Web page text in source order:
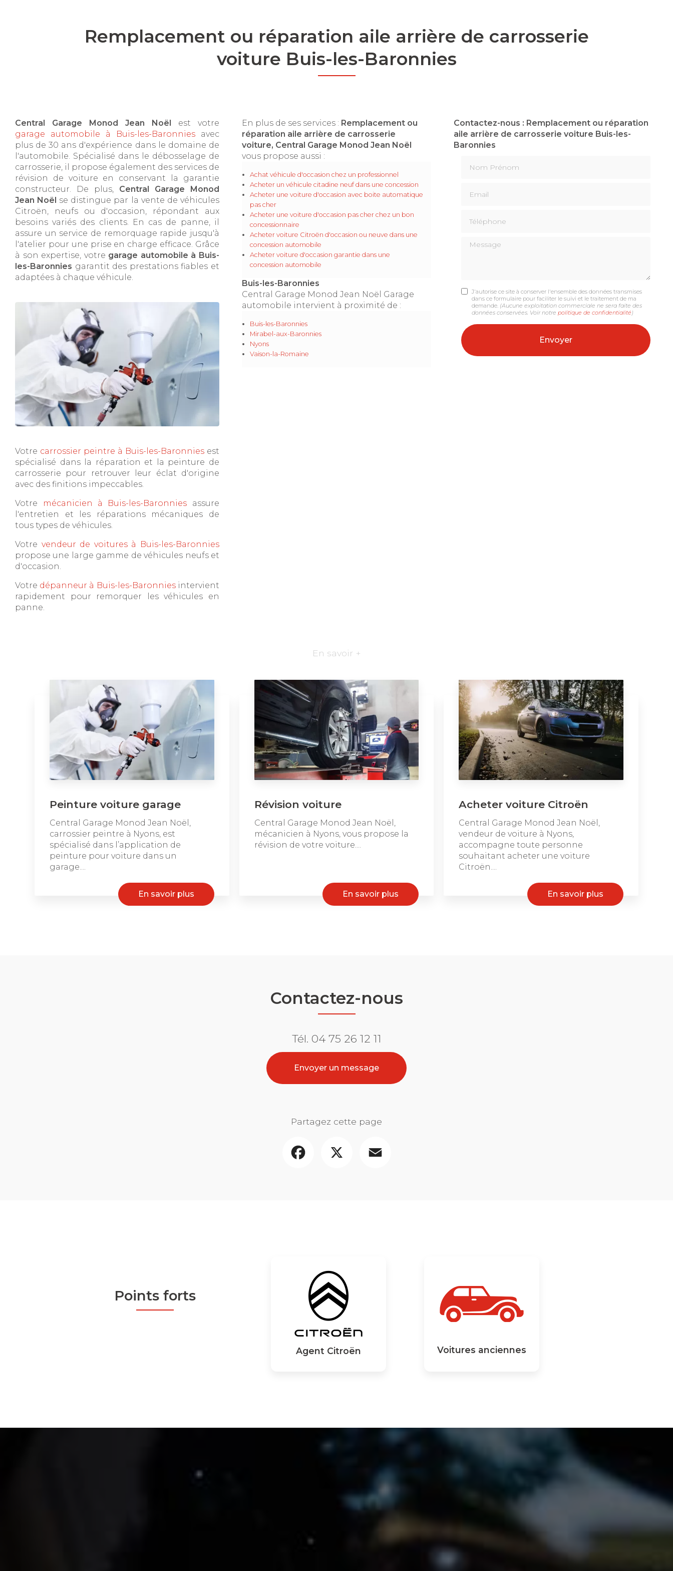
Remplacement ou réparation aile arrière de carrosserie
voiture Buis-les-Baronnies
Central Garage Monod Jean Noël est votre
garage automobile à Buis-les-Baronnies avec
plus de 30 ans d'expérience dans le domaine de
l'automobile. Spécialisé dans le débosselage de
carrosserie, il propose également des services de
révision de voiture en conservant la garantie
constructeur. De plus, Central Garage Monod
Jean Noël se distingue par la vente de véhicules
Citroën, neufs ou d'occasion, répondant aux
besoins variés des clients. En cas de panne, il
assure un service de remorquage rapide jusqu'à
l'atelier pour une prise en charge efficace. Grâce
à son expertise, votre garage automobile à Buis-
les-Baronnies garantit des prestations fiables et
adaptées à chaque véhicule.
Votre carrossier peintre à Buis-les-Baronnies est
spécialisé dans la réparation et la peinture de
carrosserie pour retrouver leur éclat d'origine
avec des finitions impeccables.
Votre
mécanicien à Buis-les-Baronnies assure
l'entretien et les réparations mécaniques de
tous types de véhicules.
Votre vendeur de voitures à Buis-les-Baronnies
propose une large gamme de véhicules neufs et
d'occasion.
Votre dépanneur à Buis-les-Baronniesintervient
rapidement pour remorquer les véhicules en
panne.
En plus de ses services : Remplacement ou
réparation aile arrière de carrosserie
voiture, Central Garage Monod Jean Noël
vous propose aussi :
Achat véhicule d'occasion chez un professionnel
Acheter un véhicule citadine neuf dans une concession
Acheter une voiture d'occasion avec boite automatique
pas cher
Acheter une voiture d'occasion pas cher chez un bon
concessionnaire
Acheter voiture Citroën d'occasion ou neuve dans une
concession automobile
Acheter voiture d'occasion garantie dans une
concession automobile
Buis-les-Baronnies
Central Garage Monod Jean Noël Garage
automobile intervient à proximité de :
Buis-les-Baronnies
Mirabel-aux-Baronnies
Nyons
Vaison-la-Romaine
Contactez-nous : Remplacement ou réparation
aile arrière de carrosserie voiture Buis-les-
Baronnies
Message
J'autorise ce site à conserver l'ensemble des données transmises
dans ce formulaire pour faciliter le suivi et le traitement de ma
demande. (Aucune exploitation commerciale ne sera faite des
données conservées. Voir notre politique de confidentialité )
En savoir +
Peinture voiture garage
Central Garage Monod Jean Noël,
carrossier peintre à Nyons, est
spécialisé dans l’application de
peinture pour voiture dans un
garage....
En savoir plus
Révision voiture
Central Garage Monod Jean Noël,
mécanicien à Nyons, vous propose la
révision de votre voiture....
En savoir plus
Acheter voiture Citroën
Central Garage Monod Jean Noël,
vendeur de voiture à Nyons,
accompagne toute personne
souhaitant acheter une voiture
Citroën....
En savoir plus
Contactez-nous
Tél. 04 75 26 12 11
Envoyer un message
Partagez cette page
Points forts
Agent Citroën Voitures anciennes